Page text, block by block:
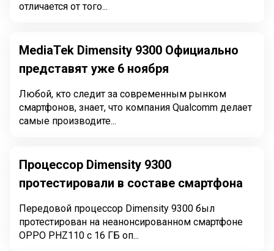
отличается от того...
MediaTek Dimensity 9300 Официально
представят уже 6 ноября
Любой, кто следит за современным рынком
смартфонов, знает, что компания Qualcomm делает
самые производите...
Процессор Dimensity 9300
протестировали в составе смартфона
Передовой процессор Dimensity 9300 был
протестирован на неанонсированном смартфоне
OPPO PHZ110 с 16 ГБ оп...